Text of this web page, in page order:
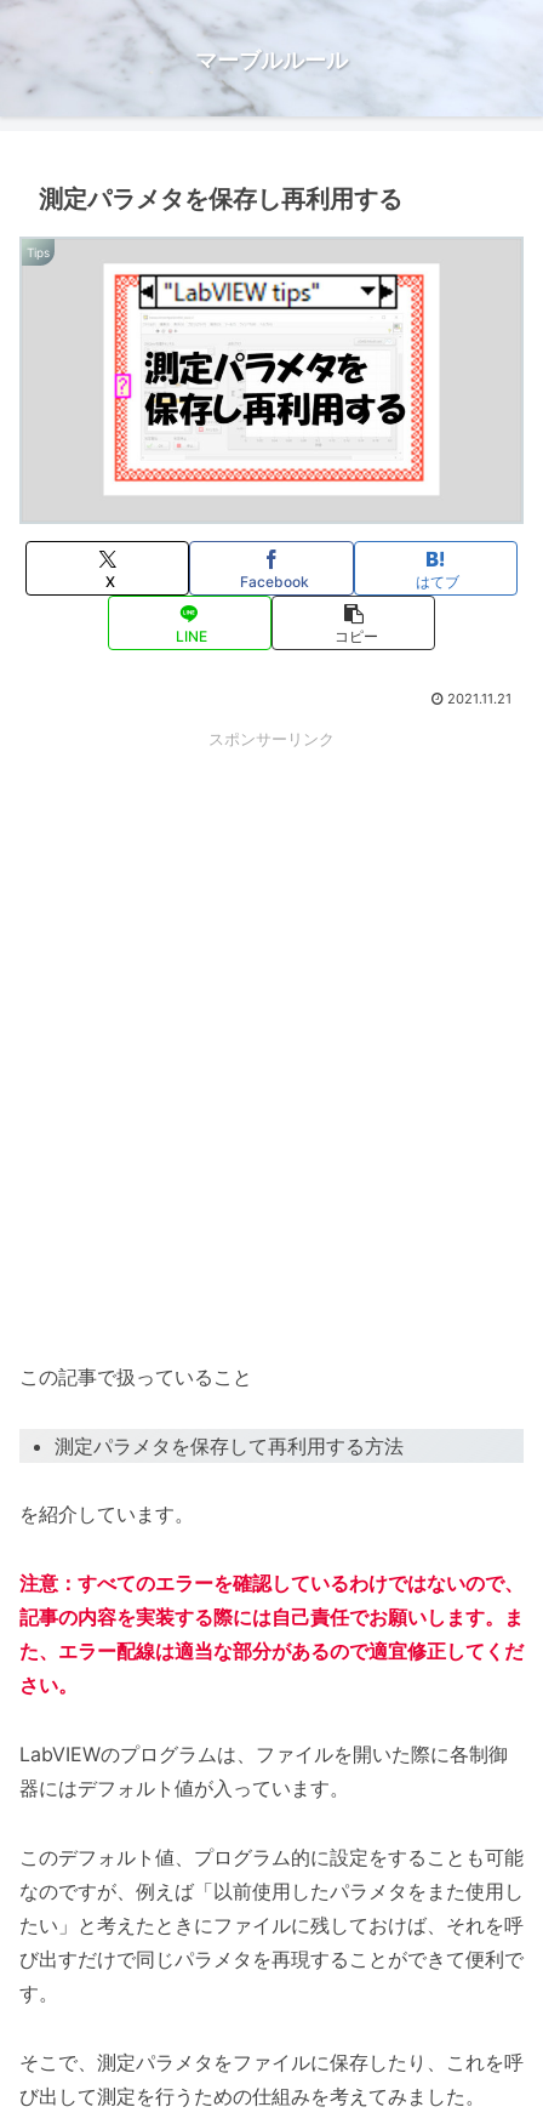
マーブルルール
測定パラメタを保存し再利用する
Tips
X Facebook はてブ
LINE コピー
2021.11.21
スポンサーリンク
この記事で扱っていること
測定パラメタを保存して再利用する方法
を紹介しています。
注意：すべてのエラーを確認しているわけではないので、
記事の内容を実装する際には自己責任でお願いします。ま
た、エラー配線は適当な部分があるので適宜修正してくだ
さい。
LabVIEWのプログラムは、ファイルを開いた際に各制御
器にはデフォルト値が入っています。
このデフォルト値、プログラム的に設定をすることも可能
なのですが、例えば「以前使用したパラメタをまた使用し
たい」と考えたときにファイルに残しておけば、それを呼
び出すだけで同じパラメタを再現することができて便利で
す。
そこで、測定パラメタをファイルに保存したり、これを呼
び出して測定を行うための仕組みを考えてみました。